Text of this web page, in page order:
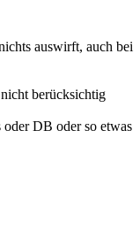
auswirft, auch bei
berücksichtig
DB oder so etwas